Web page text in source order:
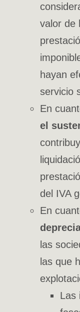
valor de
hayan
servicio
En
el
del IVA
En
las
las que
Las